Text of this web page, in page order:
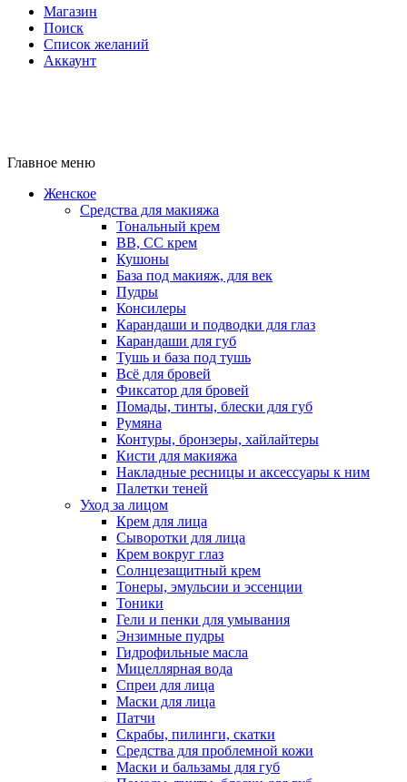
Магазин
Поиск
Список желаний
Аккаунт
Главное меню
Женское
Средства для макияжа
Тональный крем
BB, CC крем
Кушоны
База под макияж, для век
Пудры
Консилеры
Карандаши и подводки для глаз
Карандаши для губ
Тушь и база под тушь
Всё для бровей
Фиксатор для бровей
Помады, тинты, блески для губ
Румяна
Контуры, бронзеры, хайлайтеры
Кисти для макияжа
Накладные ресницы и аксессуары к ним
Палетки теней
Уход за лицом
Крем для лица
Сыворотки для лица
Крем вокруг глаз
Солнцезащитный крем
Тонеры, эмульсии и эссенции
Тоники
Гели и пенки для умывания
Энзимные пудры
Гидрофильные масла
Мицеллярная вода
Спреи для лица
Маски для лица
Патчи
Скрабы, пилинги, скатки
Средства для проблемной кожи
Маски и бальзамы для губ